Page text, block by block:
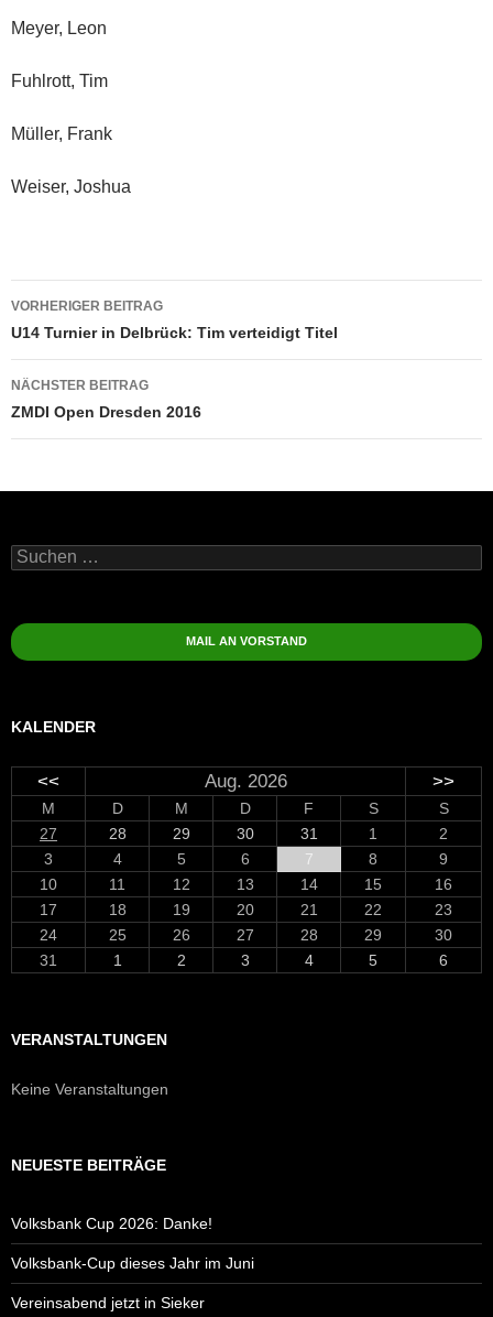
Meyer, Leon
Fuhlrott, Tim
Müller, Frank
Weiser, Joshua
Beitragsnavigation
VORHERIGER BEITRAG
U14 Turnier in Delbrück: Tim verteidigt Titel
NÄCHSTER BEITRAG
ZMDI Open Dresden 2016
Suchen
nach:
MAIL AN VORSTAND
KALENDER
<< Aug. 2026 >>
M D M D F S
S
27
28 29 30 31 1
2
3
4 5 6 7 8
9
10
11 12 13 14 15
16
17
18 19 20 21 22
23
24
25 26 27 28 29
30
31
1 2 3 4 5 6
VERANSTALTUNGEN
Keine Veranstaltungen
NEUESTE BEITRÄGE
Volksbank Cup 2026: Danke!
Volksbank-Cup dieses Jahr im Juni
Vereinsabend jetzt in Sieker